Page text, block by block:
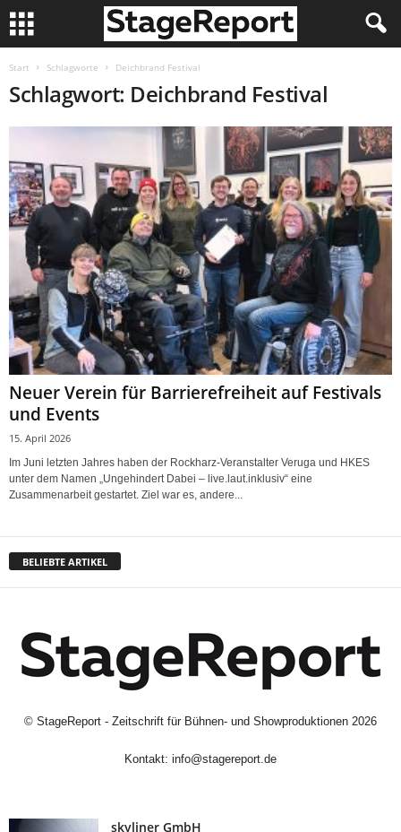
Start Schlagworte Deichbrand Festival
Schlagwort: Deichbrand Festival
Neuer Verein für Barrierefreiheit auf Festivals
und Events
15. April 2026
Im Juni letzten Jahres haben der Rockharz-Veranstalter Veruga und HKES
unter dem Namen „Ungehindert Dabei – live.laut.inklusiv“ eine
Zusammenarbeit gestartet. Ziel war es, andere...
BELIEBTE ARTIKEL
© StageReport - Zeitschrift für Bühnen- und Showproduktionen 2026
Kontakt: info@stagereport.de
skyliner GmbH